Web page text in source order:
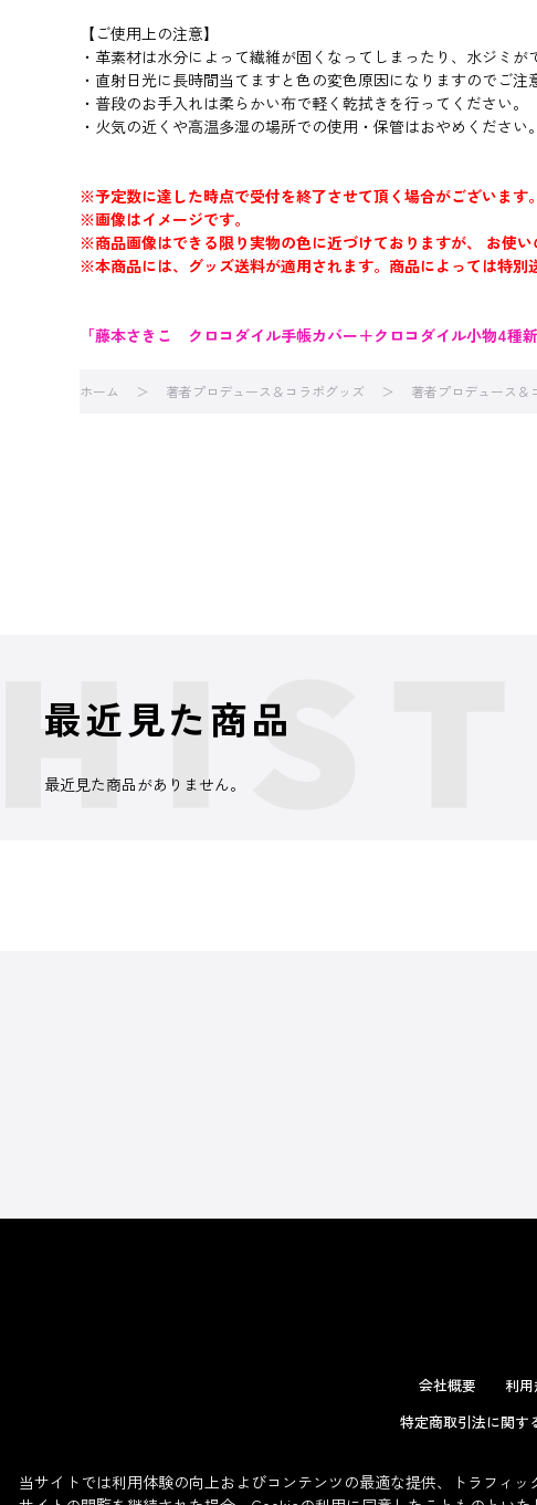
【ご使用上の注意】
・革素材は水分によって繊維が固くなってしまったり、水ジミ
・直射日光に長時間当てますと色の変色原因になりますのでご注
・普段のお手入れは柔らかい布で軽く乾拭きを行ってください。
・火気の近くや高温多湿の場所での使用・保管はおやめください。
※予定数に達した時点で受付を終了させて頂く場合がございます。
※画像はイメージです。
※商品画像はできる限り実物の色に近づけておりますが、 お使
※本商品には、グッズ送料が適用されます。商品によっては特別
「藤本さきこ クロコダイル手帳カバー＋クロコダイル小物4種
ホーム 著者プロデュース＆コラボグッズ 著者プロデュース＆
最近見た商品
最近見た商品がありません。
会社概要 利用
特定商取引法に関す
当サイトでは利用体験の向上およびコンテンツの最適な提供、トラフィッ